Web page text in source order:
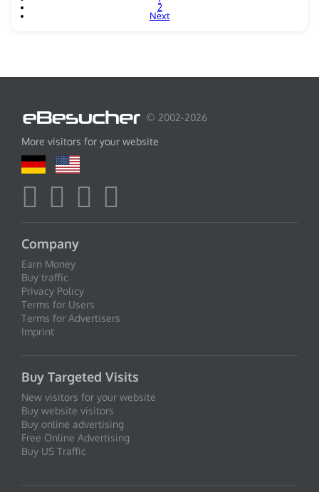
2
Next
© 2002-2026
More visitors for your website
Company
Earn Money
Buy traffic
Privacy Policy
Terms for Users
Terms for Advertisers
Imprint
Buy Targeted Visits
New visitors for your website
Buy website visitors
Buy online advertising
Free Online Advertising
Buy US Traffic